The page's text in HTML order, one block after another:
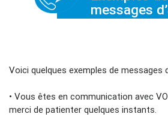
messages
Voici quelques exemples de messages
• Vous êtes en communication avec
merci de patienter quelques instants.